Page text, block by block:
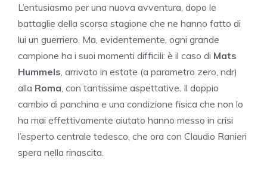
L’entusiasmo per una nuova avventura, dopo le
battaglie della scorsa stagione che ne hanno fatto di
lui un guerriero. Ma, evidentemente, ogni grande
campione ha i suoi momenti difficili: è il caso di Mats
Hummels , arrivato in estate (a parametro zero, ndr)
alla Roma , con tantissime aspettative. Il doppio
cambio di panchina e una condizione fisica che non lo
ha mai effettivamente aiutato hanno messo in crisi
l’esperto centrale tedesco, che ora con Claudio Ranieri
spera nella rinascita.